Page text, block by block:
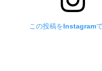
この投稿をInstagram